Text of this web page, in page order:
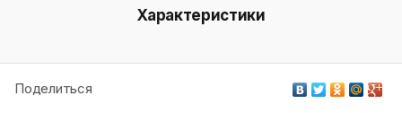
Характеристики
Поделиться